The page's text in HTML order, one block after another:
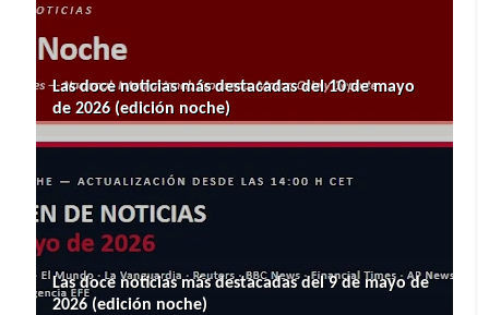
Las doce noticias más destacadas del 10 de mayo
de 2026 (edición noche)
Las doce noticias más destacadas del 9 de mayo de
2026 (edición noche)